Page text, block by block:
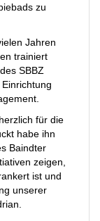
zu
Jahren
trainiert
SBBZ
für die
habe ihn
Baindter
zeigen,
ist und
unserer